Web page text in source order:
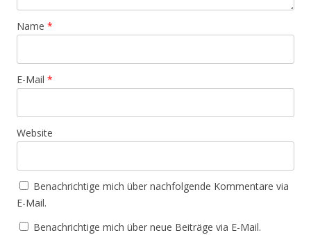
Name *
E-Mail *
Website
Benachrichtige mich über nachfolgende Kommentare via
E-Mail.
Benachrichtige mich über neue Beiträge via E-Mail.